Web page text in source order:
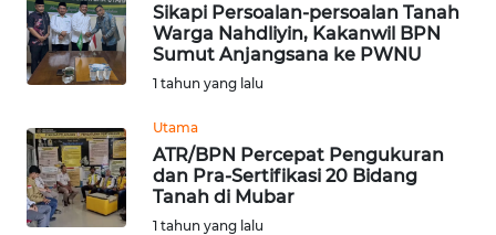
Sikapi Persoalan-persoalan Tanah
Warga Nahdliyin, Kakanwil BPN
Sumut Anjangsana ke PWNU
1 tahun yang lalu
Utama
ATR/BPN Percepat Pengukuran
dan Pra-Sertifikasi 20 Bidang
Tanah di Mubar
1 tahun yang lalu
WN
CIREBON
INDRAMAYU
WN
KUNINGAN